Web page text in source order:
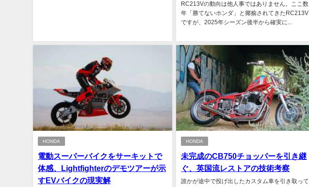
RC213Vの動向は他人事ではありません。ここ数
年「勝てないホンダ」と揶揄されてきたRC213V
ですが、2025年シーズン後半から確実に...
HONDA
電動スーパーバイクをサーキットで
体感、Lightfighterのデモツアーが示
すEVバイクの現実解
HONDA
未完成のCB750チョッパーを引き継
ぐ、英国流レストアの技術考察
誰かが途中で投げ出したカスタム車を引き取って